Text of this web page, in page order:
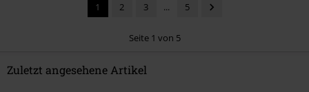
1 2 3 ... 5
Seite 1 von 5
Zuletzt angesehene Artikel